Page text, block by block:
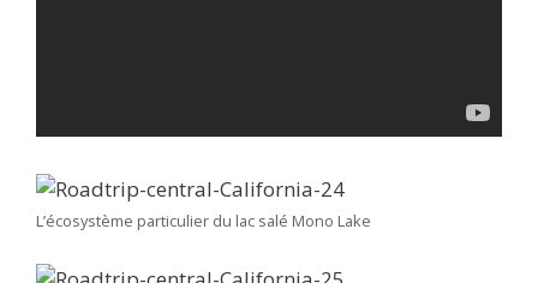
L’écosystème particulier du lac salé Mono Lake